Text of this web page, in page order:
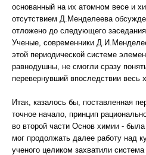
основанный на их атомном весе и
отсутствием Д.Менделеева
отложено до следующего
Ученые, современники
этой периодической системе
равнодушны, не смогли сразу
перевернувший впоследствии весь
Итак, казалось бы, поставленная
точное начало, принцип
во второй части Основ химии -
мог продолжать далее работу над
ученого целиком захватили